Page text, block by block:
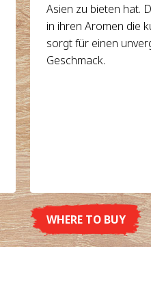
Asien zu bieten hat.
in ihren Aromen die
sorgt für einen
Geschmack.
WHERE TO BUY
DETAILS